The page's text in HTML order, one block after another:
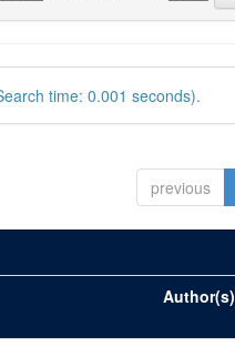
time: 0.001 seconds).
previous
Author(s)